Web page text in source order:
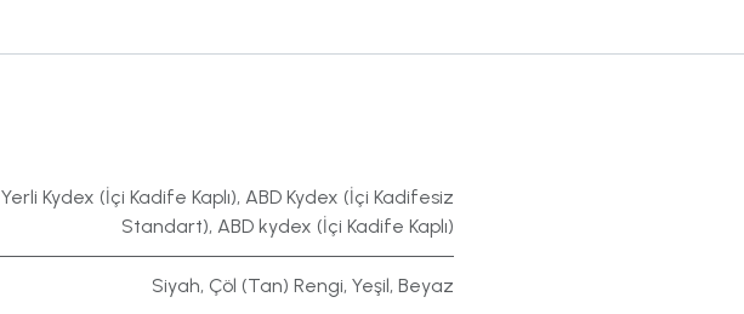
Yerli Kydex (İçi Kadife Kaplı), ABD Kydex (İçi Kadifesiz
Standart), ABD kydex (İçi Kadife Kaplı)
Siyah, Çöl (Tan) Rengi, Yeşil, Beyaz